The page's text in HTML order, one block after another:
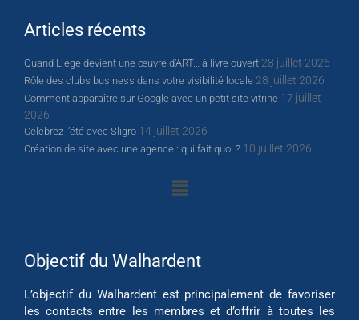
Articles récents
Quand Liège devient une œuvre d’ART… à livre ouvert 28 juillet 2026
Rôle des clubs business dans votre visibilité locale 28 juillet 2026
Comment apparaître sur Google avec un petit site vitrine 17 juillet
2026
Célébrez l’été avec Sligro 14 juillet 2026
Création de site avec une agence : qui fait quoi ? 10 juillet 2026
Objectif du Walhardent
L’objectif du Walhardent est principalement de favoriser
les contacts entre les membres et d’offrir à toutes les